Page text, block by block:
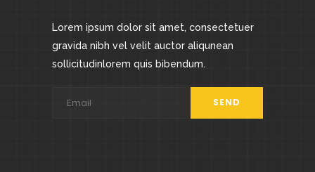
Lorem ipsum dolor sit amet, consectetuer
gravida nibh vel velit auctor aliqunean
sollicitudinlorem quis bibendum.